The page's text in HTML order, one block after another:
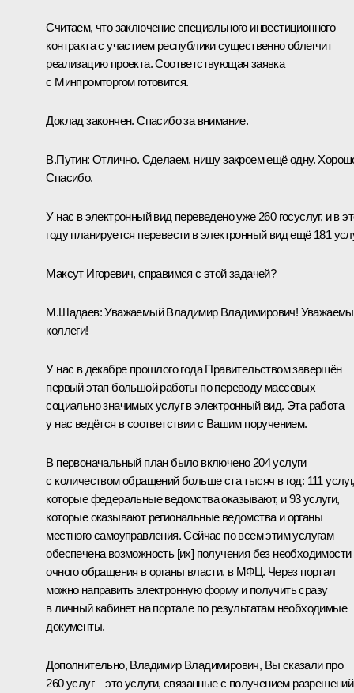
Считаем, что заключение специального инвестиционного
контракта с участием республики существенно облегчит
реализацию проекта. Соответствующая заявка
с Минпромторгом готовится.
Доклад закончен. Спасибо за внимание.
В.Путин: Отлично. Сделаем, нишу закроем ещё одну.
Спасибо.
У нас в электронный вид переведено уже 260 госуслуг, и в
году планируется перевести в электронный вид ещё 181
Максут Игоревич, справимся с этой задачей?
М.Шадаев:Уважаемый Владимир Владимирович!
коллеги!
У нас в декабре прошлого года Правительством завершён
первый этап большой работы по переводу массовых
социально значимых услуг в электронный вид. Эта работа
у нас ведётся в соответствии с Вашим поручением.
В первоначальный план было включено 204 услуги
с количеством обращений больше ста тысяч в год: 111 услуг,
которые федеральные ведомства оказывают, и 93 услуги,
которые оказывают региональные ведомства и органы
местного самоуправления. Сейчас по всем этим услугам
обеспечена возможность [их] получения без необходимости
очного обращения в органы власти, в МФЦ. Через портал
можно направить электронную форму и получить сразу
в личный кабинет на портале по результатам необходимые
документы.
Дополнительно, Владимир Владимирович, Вы сказали про
260 услуг – это услуги, связанные с получением разрешений